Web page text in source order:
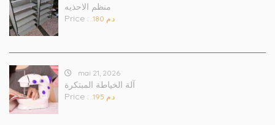
منظم الاحذيه
Price :
.د.م 180
mai 21, 2026
آلة الخياطة المبتكرة
Price :
.د.م 195